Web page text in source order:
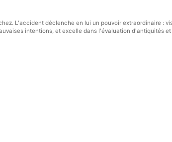
L'accident déclenche en lui un pouvoir extraordinaire :
intentions, et excelle dans l'évaluation d'antiquités